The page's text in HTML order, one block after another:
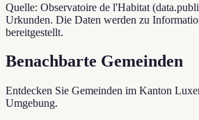
Quelle: Observatoire de l'Habitat
Urkunden. Die Daten werden zu
bereitgestellt.
Benachbarte Gemeinden
Entdecken Sie Gemeinden im Kanton
Umgebung.